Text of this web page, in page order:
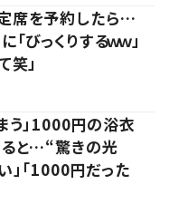
席を予約したら…
びっくりするｗｗ」
笑」
う」1000円の浴衣
ると…“驚きの光
」「1000円だった